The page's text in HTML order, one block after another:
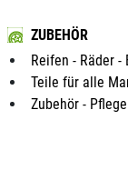
ZUBEHÖR
Reifen - Räder -
Teile für alle
Zubehör - Pflege